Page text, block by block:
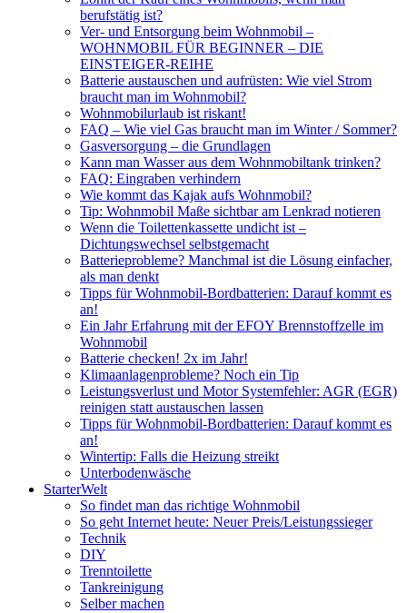
berufstätig ist?
Ver- und Entsorgung beim Wohnmobil –
WOHNMOBIL FÜR BEGINNER – DIE
EINSTEIGER-REIHE
Batterie austauschen und aufrüsten: Wie viel Strom
braucht man im Wohnmobil?
Wohnmobilurlaub ist riskant!
FAQ – Wie viel Gas braucht man im Winter / Sommer?
Gasversorgung – die Grundlagen
Kann man Wasser aus dem Wohnmobiltank trinken?
FAQ: Eingraben verhindern
Wie kommt das Kajak aufs Wohnmobil?
Tip: Wohnmobil Maße sichtbar am Lenkrad notieren
Wenn die Toilettenkassette undicht ist –
Dichtungswechsel selbstgemacht
Batterieprobleme? Manchmal ist die Lösung einfacher,
als man denkt
Tipps für Wohnmobil-Bordbatterien: Darauf kommt es
an!
Ein Jahr Erfahrung mit der EFOY Brennstoffzelle im
Wohnmobil
Batterie checken! 2x im Jahr!
Klimaanlagenprobleme? Noch ein Tip
Leistungsverlust und Motor Systemfehler: AGR (EGR)
reinigen statt austauschen lassen
Tipps für Wohnmobil-Bordbatterien: Darauf kommt es
an!
Wintertip: Falls die Heizung streikt
Unterbodenwäsche
StarterWelt
So findet man das richtige Wohnmobil
So geht Internet heute: Neuer Preis/Leistungssieger
Technik
DIY
Trenntoilette
Tankreinigung
Selber machen